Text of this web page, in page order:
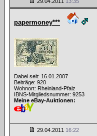
papermoney***
Dabei seit: 16.01.2007
Beiträge: 920
Wohnort: Rheinland-Pfalz
IBNS-Mitgliedsnummer: 9253
Meine eBay-Auktionen:
29.04.2011 16:22